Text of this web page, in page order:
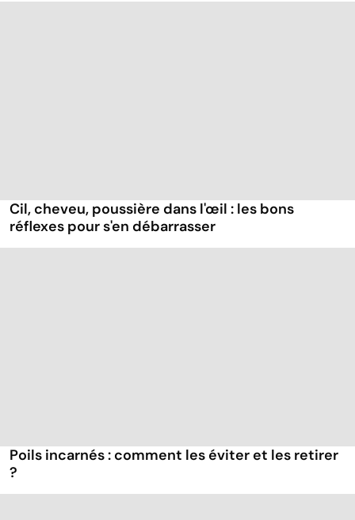
Cil, cheveu, poussière dans l'œil : les bons
réflexes pour s'en débarrasser
Poils incarnés : comment les éviter et les retirer
?